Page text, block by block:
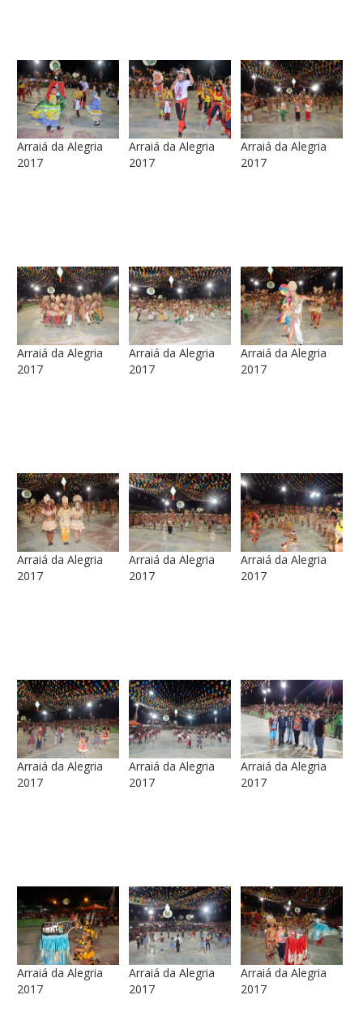
Arraiá da Alegria
2017
Arraiá da Alegria
2017
Arraiá da Alegria
2017
Arraiá da Alegria
2017
Arraiá da Alegria
2017
Arraiá da Alegria
2017
Arraiá da Alegria
2017
Arraiá da Alegria
2017
Arraiá da Alegria
2017
Arraiá da Alegria
2017
Arraiá da Alegria
2017
Arraiá da Alegria
2017
Arraiá da Alegria
2017
Arraiá da Alegria
2017
Arraiá da Alegria
2017